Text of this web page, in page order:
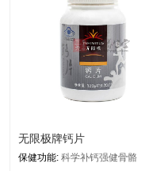
无限极牌钙片
保健功能: 科学补钙强健骨骼